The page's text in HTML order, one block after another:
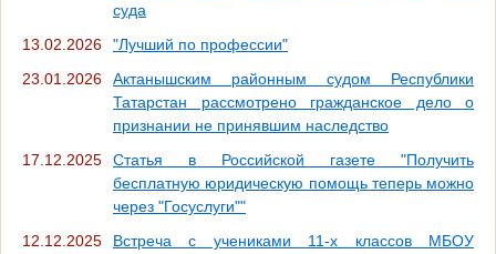
суда
13.02.2026
"Лучший по профессии"
23.01.2026
Актанышским районным судом Республики
Татарстан рассмотрено гражданское дело о
признании не принявшим наследство
17.12.2025
Статья в Российской газете "Получить
бесплатную юридическую помощь теперь можно
через "Госуслуги""
12.12.2025
Встреча с учениками 11-х классов МБОУ